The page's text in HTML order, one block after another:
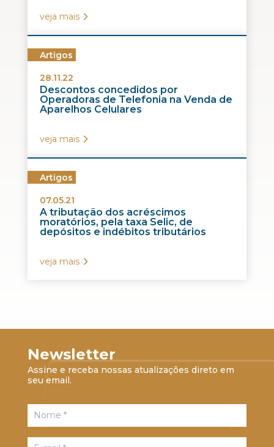
veja mais
Artigos
28.11.22
Descontos concedidos por
Operadoras de Telefonia na Venda de
Aparelhos Celulares
veja mais
Artigos
07.05.21
A tributação dos acréscimos
moratórios, pela taxa Selic, de
depósitos e indébitos tributários
veja mais
Newsletter
Assine e receba nossas atualizações direto em
seu email.